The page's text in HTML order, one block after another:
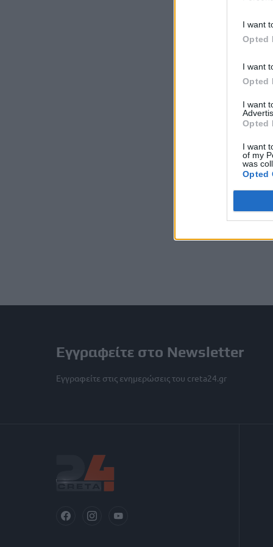
I want
Opted
I want
Opted
I want
Opted
I want
of my
was
Opted
Εγγραφείτε στο Newsletter
Εγγραφείτε στις ενημερώσεις του creta24.gr